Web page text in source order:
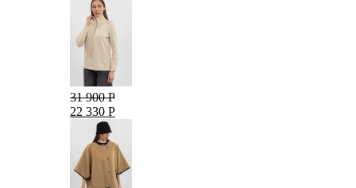
31 900 Р
22 330 Р